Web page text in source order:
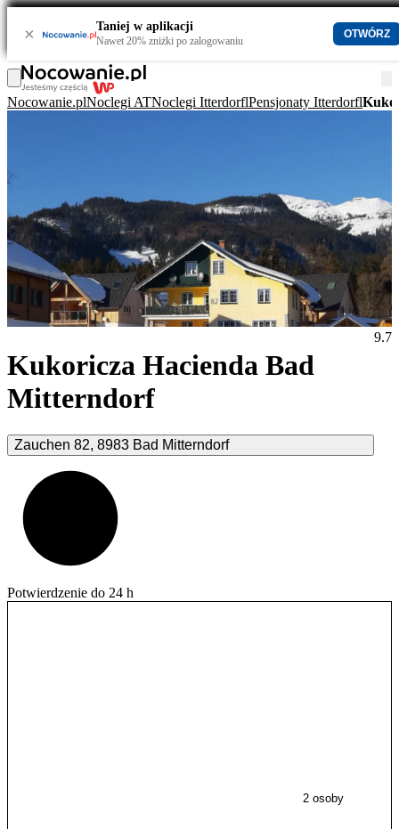
× Taniej w aplikacji
Nawet 20% zniżki po zalogowaniu
OTWÓRZ
Nocowanie.plNoclegi ATNoclegi ItterdorflPensjonaty Itterdorfl
Kukoricza Hacienda Bad
Mitterndorf
Zauchen 82, 8983 Bad Mitterndorf
9.7
Potwierdzenie do 24 h
2 osoby